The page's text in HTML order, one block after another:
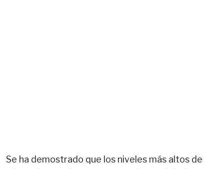
Se ha demostrado que los niveles más altos de